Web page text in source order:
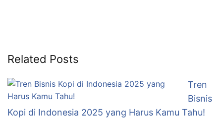
Related Posts
Tren
Bisnis
Kopi di Indonesia 2025 yang Harus Kamu Tahu!